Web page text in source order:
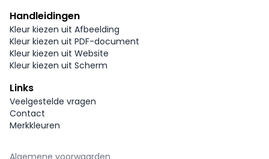
Handleidingen
Kleur kiezen uit Afbeelding
Kleur kiezen uit PDF-document
Kleur kiezen uit Website
Kleur kiezen uit Scherm
Links
Veelgestelde vragen
Contact
Merkkleuren
Algemene voorwaarden